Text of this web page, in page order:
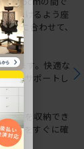
ただけるよう座
格に合わせて、
れます。快適な
かりサポートし
明書を収納でき
情報をすぐに確